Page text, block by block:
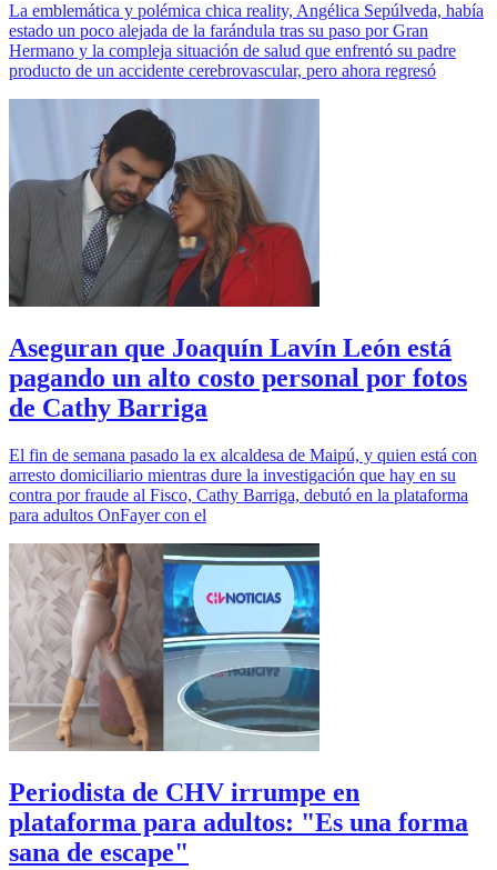
La emblemática y polémica chica reality, Angélica Sepúlveda, había
estado un poco alejada de la farándula tras su paso por Gran
Hermano y la compleja situación de salud que enfrentó su padre
producto de un accidente cerebrovascular, pero ahora regresó
Aseguran que Joaquín Lavín León está
pagando un alto costo personal por fotos
de Cathy Barriga
El fin de semana pasado la ex alcaldesa de Maipú, y quien está con
arresto domiciliario mientras dure la investigación que hay en su
contra por fraude al Fisco, Cathy Barriga, debutó en la plataforma
para adultos OnFayer con el
Periodista de CHV irrumpe en
plataforma para adultos: "Es una forma
sana de escape"